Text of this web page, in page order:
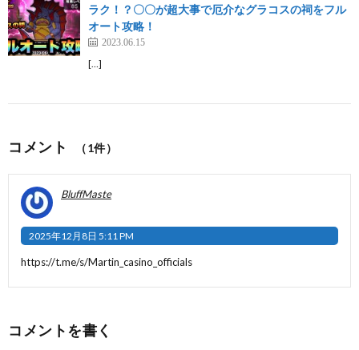
ラク！？〇〇が超大事で厄介なグラコスの祠をフル
オート攻略！
2023.06.15
[…]
コメント （1件）
BluffMaste
2025年12月8日 5:11 PM
https://t.me/s/Martin_casino_officials
コメントを書く